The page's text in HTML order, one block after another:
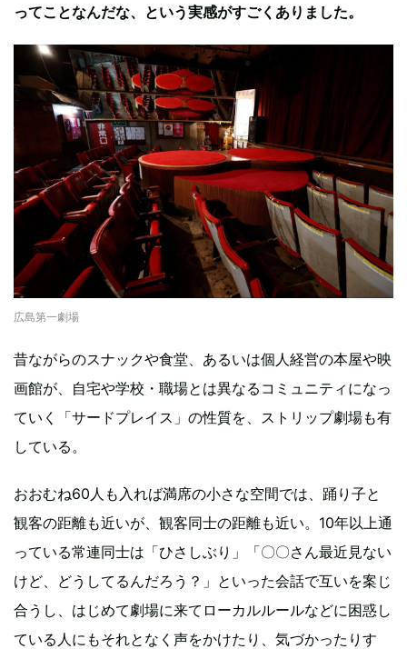
ってことなんだな、という実感がすごくありました。
広島第一劇場
昔ながらのスナックや食堂、あるいは個人経営の本屋や映
画館が、自宅や学校・職場とは異なるコミュニティになっ
ていく「サードプレイス」の性質を、ストリップ劇場も有
している。
おおむね60人も入れば満席の小さな空間では、踊り子と
観客の距離も近いが、観客同士の距離も近い。10年以上通
っている常連同士は「ひさしぶり」「〇〇さん最近見ない
けど、どうしてるんだろう？」といった会話で互いを案じ
合うし、はじめて劇場に来てローカルルールなどに困惑し
ている人にもそれとなく声をかけたり、気づかったりす